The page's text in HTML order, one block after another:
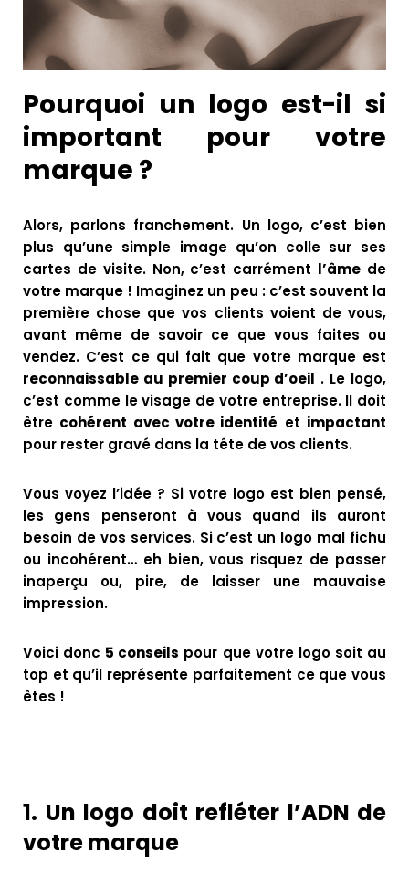
Pourquoi un logo est-il si
important pour votre
marque ?
Alors, parlons franchement. Un logo, c’est bien
plus qu’une simple image qu’on colle sur ses
cartes de visite. Non, c’est carrément l’âme de
votre marque ! Imaginez un peu : c’est souvent la
première chose que vos clients voient de vous,
avant même de savoir ce que vous faites ou
vendez. C’est ce qui fait que votre marque est
reconnaissable au premier coup d’oeil . Le logo,
c’est comme le visage de votre entreprise. Il doit
être cohérent avec votre identité et impactant
pour rester gravé dans la tête de vos clients.
Vous voyez l’idée ? Si votre logo est bien pensé,
les gens penseront à vous quand ils auront
besoin de vos services. Si c’est un logo mal fichu
ou incohérent… eh bien, vous risquez de passer
inaperçu ou, pire, de laisser une mauvaise
impression.
Voici donc 5 conseils pour que votre logo soit au
top et qu’il représente parfaitement ce que vous
êtes !
1. Un logo doit refléter l’ADN de
votre marque